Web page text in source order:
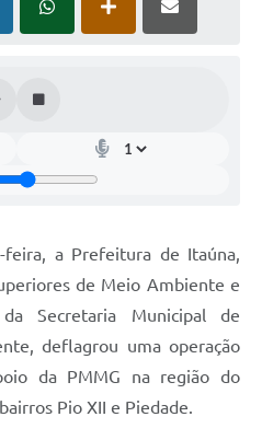
feira, a Prefeitura de Itaúna,
de Meio Ambiente e
Secretaria Municipal de
deflagrou uma operação
da PMMG na região do
Pio XII e Piedade.